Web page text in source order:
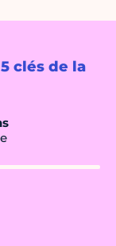
clés de la